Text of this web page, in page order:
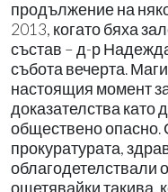
продължение на
2013, когато бяха
състав – д-р
събота вечерта.
настоящия момент
доказателства като
обществено опасно.
прокуратурата,
облагодетелствали
ощетявайки такива,